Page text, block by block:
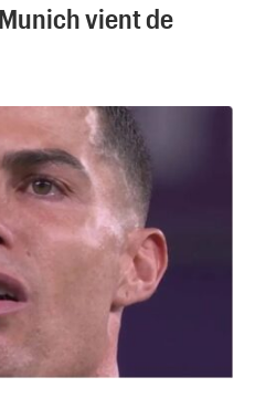
vient de